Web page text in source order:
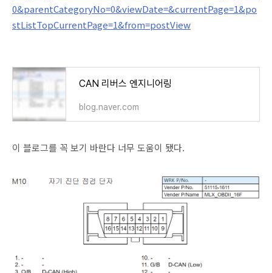
0&parentCategoryNo=0&viewDate=&currentPage=1&po
stListTopCurrentPage=1&from=postView
CAN 리버스 엔지니어링
blog.naver.com
이 블로그를 꼭 보기 바란다 너무 도움이 됐다.